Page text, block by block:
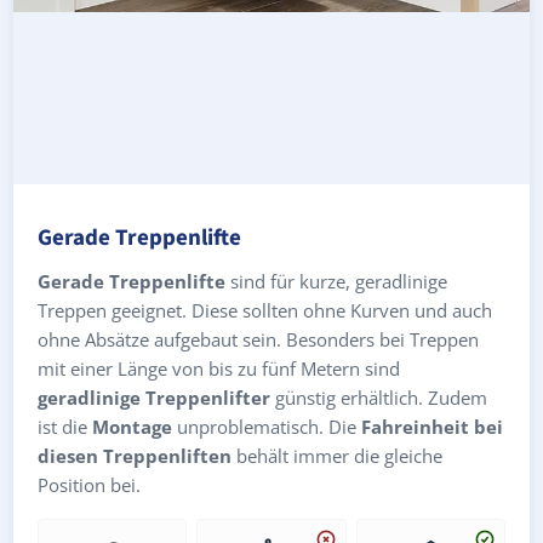
Gerade Treppenlifte
Gerade Treppenlifte sind für kurze, geradlinige
Treppen geeignet. Diese sollten ohne Kurven und auch
ohne Absätze aufgebaut sein. Besonders bei Treppen
mit einer Länge von bis zu fünf Metern sind
geradlinige Treppenlifter günstig erhältlich. Zudem
ist die Montage unproblematisch. Die Fahreinheit bei
diesen Treppenliften behält immer die gleiche
Position bei.